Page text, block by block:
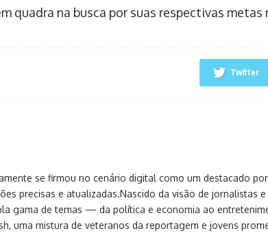
quadra na busca por suas respectivas
Twitter
se firmou no cenário digital como um destacado
precisas e atualizadas.Nascido da visão de jornalistas
gama de temas — da política e economia ao
uma mistura de veteranos da reportagem e jovens